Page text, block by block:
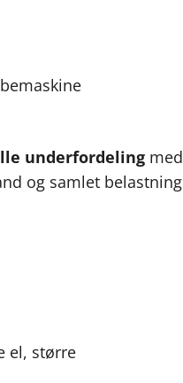
underfordeling med
og samlet belastning
el, større